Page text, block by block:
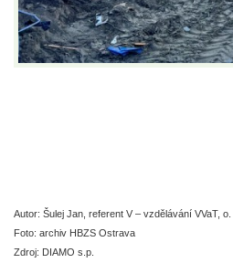
Autor: Šulej Jan, referent V – vzdělávání VVaT,
Foto: archiv HBZS Ostrava
Zdroj: DIAMO s.p.